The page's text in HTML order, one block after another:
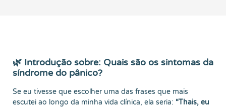
🌿 Introdução sobre: Quais são os sintomas da
síndrome do pânico?
Se eu tivesse que escolher uma das frases que mais
escutei ao longo da minha vida clínica, ela seria: “Thais, eu